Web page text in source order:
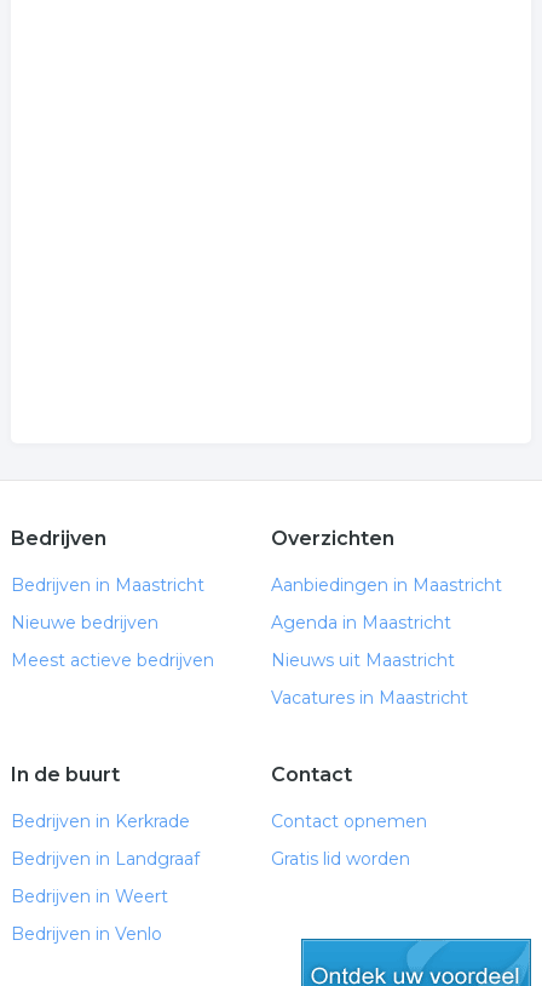
Bedrijven
Bedrijven in Maastricht
Nieuwe bedrijven
Meest actieve bedrijven
Overzichten
Aanbiedingen in Maastricht
Agenda in Maastricht
Nieuws uit Maastricht
Vacatures in Maastricht
In de buurt
Bedrijven in Kerkrade
Bedrijven in Landgraaf
Bedrijven in Weert
Bedrijven in Venlo
Contact
Contact opnemen
Gratis lid worden